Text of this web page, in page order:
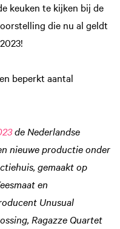
keuken te kijken bij de
die nu al geldt
beperkt aantal
de Nederlandse
nieuwe productie onder
gemaakt op
en
Unusual
Ragazze Quartet